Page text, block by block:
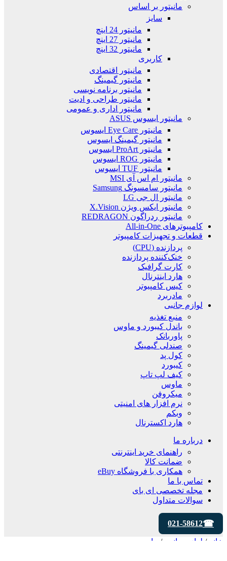
مانیتور بر اساس
سایز
مانیتور 24 اینچ
مانیتور 27 اینچ
مانیتور 32 اینچ
کاربری
مانیتور اقتصادی
مانیتور گیمینگ
مانیتور برنامه نویسی
مانیتور طراحی و ادیت
مانیتور اداری و عمومی
مانیتور ایسوس ASUS
مانیتور Eye Care ایسوس
مانیتور گیمینگ ایسوس
مانیتور ProArt ایسوس
مانیتور ROG ایسوس
مانیتور TUF ایسوس
مانیتور ام اس آی MSI
مانیتور سامسونگ Samsung
مانیتور ال جی LG
مانیتور ایکس ویژن X.Vision
مانیتور ردراگون REDRAGON
کامپیوترهای All-in-One
قطعات و تجهیزات کامپیوتر
پردازنده (CPU)
خنک‌کننده پردازنده
کارت گرافیک
هارد اینترنال
کیس کامپیوتر
مادربرد
لوازم جانبی
منبع تغذیه
باندل کیبورد و ماوس
پاوربانک
صندلی گیمینگ
کول پد
کیبورد
کیف لپ تاپ
ماوس
میکروفن
نرم افزار های امنیتی
وبکم
هارد اکسترنال
درباره ما
راهنمای خرید اینترنتی
ضمانت کالا
همکاری با فروشگاه eBuy
تماس با ما
مجله تخصصی ای‌ بای
سوالات متداول
021-58612
خانه/ لوازم جانبی/ ماوس